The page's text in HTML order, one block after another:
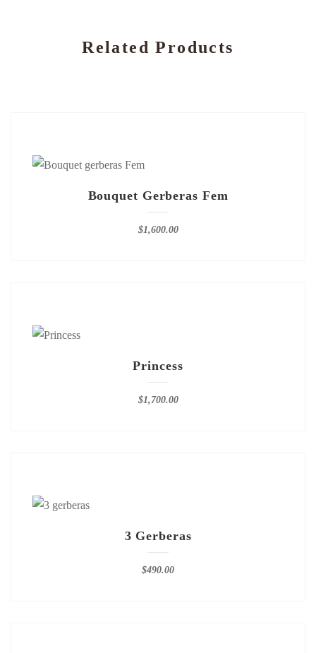
Related Products
Bouquet Gerberas Fem
$1,600.00
Princess
$1,700.00
3 Gerberas
$490.00